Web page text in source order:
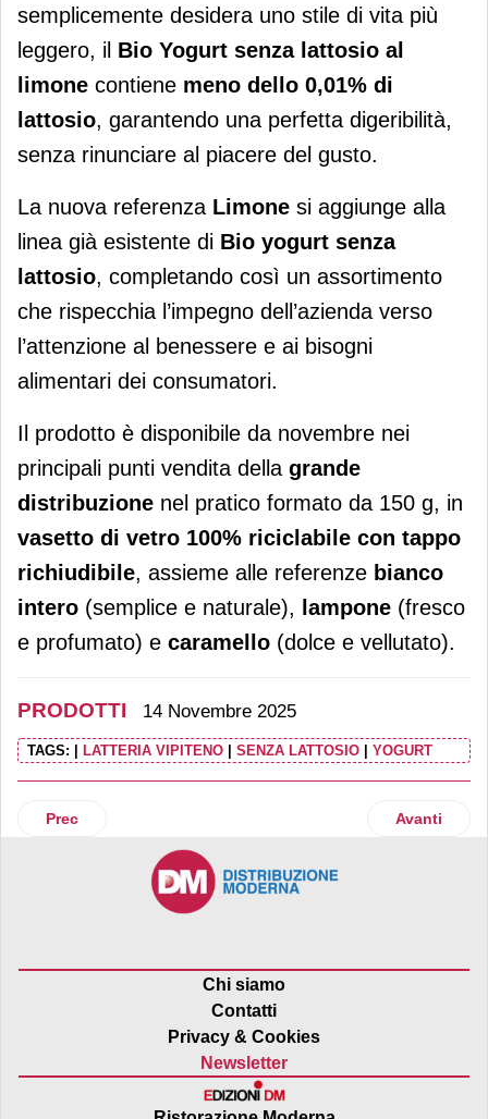
semplicemente desidera uno stile di vita più
leggero, il Bio Yogurt senza lattosio al
limone contiene meno dello 0,01% di
lattosio, garantendo una perfetta digeribilità,
senza rinunciare al piacere del gusto.
La nuova referenza Limone si aggiunge alla
linea già esistente di Bio yogurt senza
lattosio, completando così un assortimento
che rispecchia l’impegno dell’azienda verso
l’attenzione al benessere e ai bisogni
alimentari dei consumatori.
Il prodotto è disponibile da novembre nei
principali punti vendita della grande
distribuzione nel pratico formato da 150 g, in
vasetto di vetro 100% riciclabile con tappo
richiudibile, assieme alle referenze bianco
intero (semplice e naturale), lampone (fresco
e profumato) e caramello (dolce e vellutato).
PRODOTTI 14 Novembre 2025
TAGS: LATTERIA VIPITENO SENZA LATTOSIO YOGURT
Articolo precedente: Viva La Mamma: debutta il Christmas
Prec Articolo
Avanti
Chi siamo
Contatti
Privacy & Cookies
Newsletter